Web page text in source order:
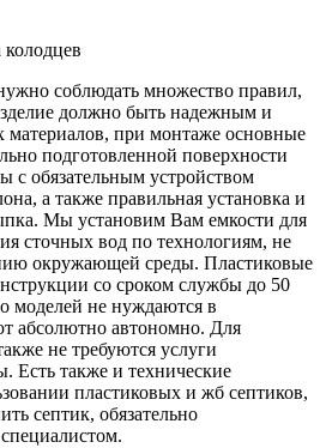
соблюдать множество правил,
должно быть надежным и
материалов, при монтаже основные
подготовленной поверхности
с обязательным устройством
а также правильная установка и
Мы установим Вам емкости для
сточных вод по технологиям, не
окружающей среды. Пластиковые
со сроком службы до 50
моделей не нуждаются в
абсолютно автономно. Для
не требуются услуги
Есть также и технические
пластиковых и жб септиков,
септик, обязательно